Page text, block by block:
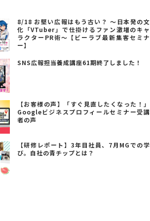
8/18 お堅い広報はもう古い？ ～日本発の文
化「VTuber」で仕掛けるファン激増のキャ
ラクターPR術～【ビーラブ最新集客セミナ
ー】
SNS広報担当養成講座61期終了しました！
【お客様の声】「すぐ見直したくなった！」
Googleビジネスプロフィールセミナー受講
者の声
【研修レポート】3年目社員、7月MGでの学
び。自社の青チップとは？